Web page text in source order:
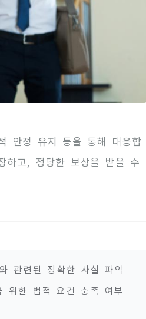
안정 유지 등을 통해 대응합
하고, 정당한 보상을 받을 수
관련된 정확한 사실 파악
위한 법적 요건 충족 여부